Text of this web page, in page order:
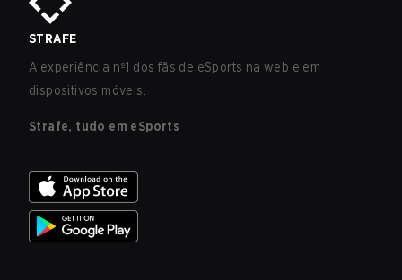
STRAFE
A experiência nº1 dos fãs de eSports na web e em
dispositivos móveis.
Strafe, tudo em eSports